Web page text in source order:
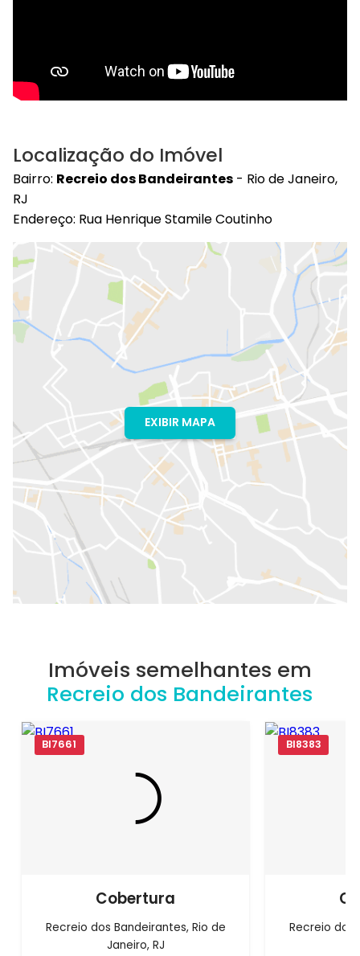
Localização do Imóvel
Bairro: Recreio dos Bandeirantes - Rio de Janeiro,
RJ
Endereço: Rua Henrique Stamile Coutinho
EXIBIR MAPA
Imóveis semelhantes em
Recreio dos Bandeirantes
BI7661
Cobertura
Recreio dos Bandeirantes, Rio de
Janeiro, RJ
BI8383
Recreio dos